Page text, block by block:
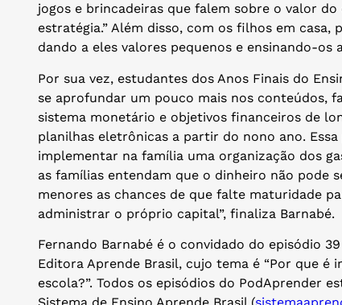
jogos e brincadeiras que falem sobre o valor
estratégia.” Além disso, com os filhos em casa,
dando a eles valores pequenos e ensinando-
Por sua vez, estudantes dos Anos Finais do
se aprofundar um pouco mais nos conteúdos,
sistema monetário e objetivos financeiros de
planilhas eletrônicas a partir do nono ano.
implementar na família uma organização dos
as famílias entendam que o dinheiro não pode
menores as chances de que falte maturidade
administrar o próprio capital”, finaliza Barnabé.
Fernando Barnabé é o convidado do episódio
Editora Aprende Brasil, cujo tema é “Por que
escola?”. Todos os episódios do PodAprender